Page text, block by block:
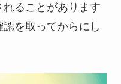
ることがあります
を取ってからにし